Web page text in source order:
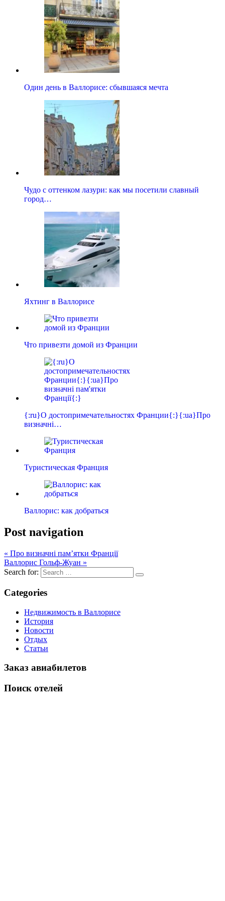
Один день в Валлорисе: сбывшаяся мечта
Чудо с оттенком лазури: как мы посетили славный
город…
Яхтинг в Валлорисе
Что привезти домой из Франции
{:ru}О достопримечательностях Франции{:}{:ua}Про
визначні…
Туристическая Франция
Валлорис: как добраться
Post navigation
« Про визначні пам’ятки Франції
Валлорис Гольф-Жуан »
Search for:
Categories
Недвижимость в Валлорисе
История
Новости
Отдых
Статьи
Заказ авиабилетов
Поиск отелей